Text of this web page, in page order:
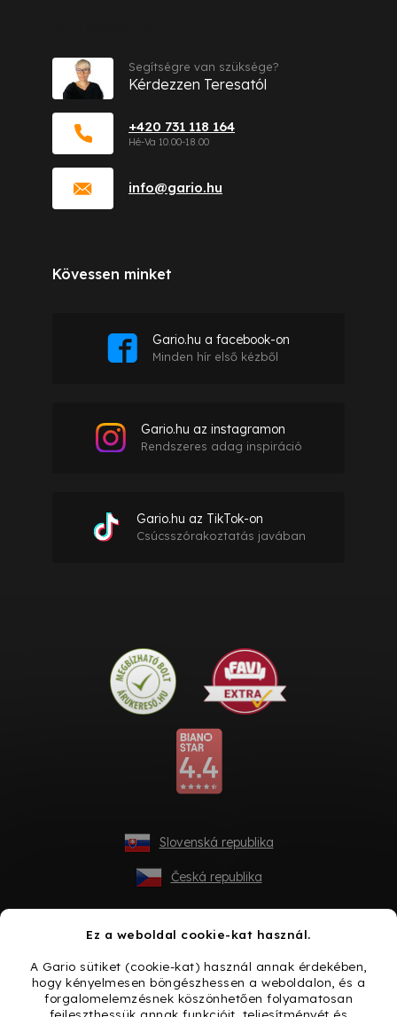
Ez a weboldal cookie-kat használ.
A Gario sütiket (cookie-kat) használ annak érdekében,
hogy kényelmesen böngészhessen a weboldalon, és a
forgalomelemzésnek köszönhetően folyamatosan
fejleszthessük annak funkcióit, teljesítményét és
info@gario.hu
+420 731 118 164
Segítségre van szüksége?
Kérdezzen Teresatól
Kövessen minket
Gario.hu a facebook-on
Minden hír első kézből
Gario.hu az instagramon
Rendszeres adag inspiráció
Gario.hu az TikTok-on
Csúcsszórakoztatás javában
Slovenská republika
Česká republika